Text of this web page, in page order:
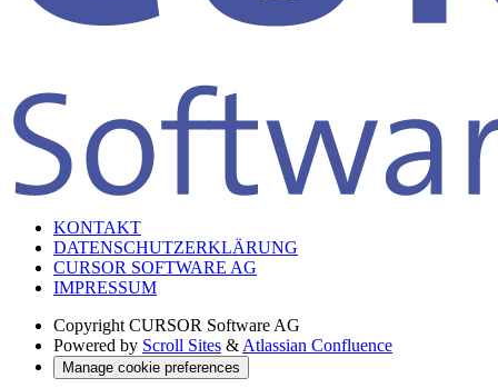
KONTAKT
DATENSCHUTZERKLÄRUNG
CURSOR SOFTWARE AG
IMPRESSUM
Copyright CURSOR Software AG
Powered by Scroll Sites & Atlassian Confluence
Manage cookie preferences